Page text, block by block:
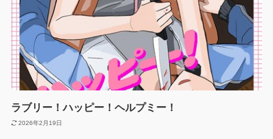
ラブリー！ハッピー！ヘルプミー！
2026年2月19日